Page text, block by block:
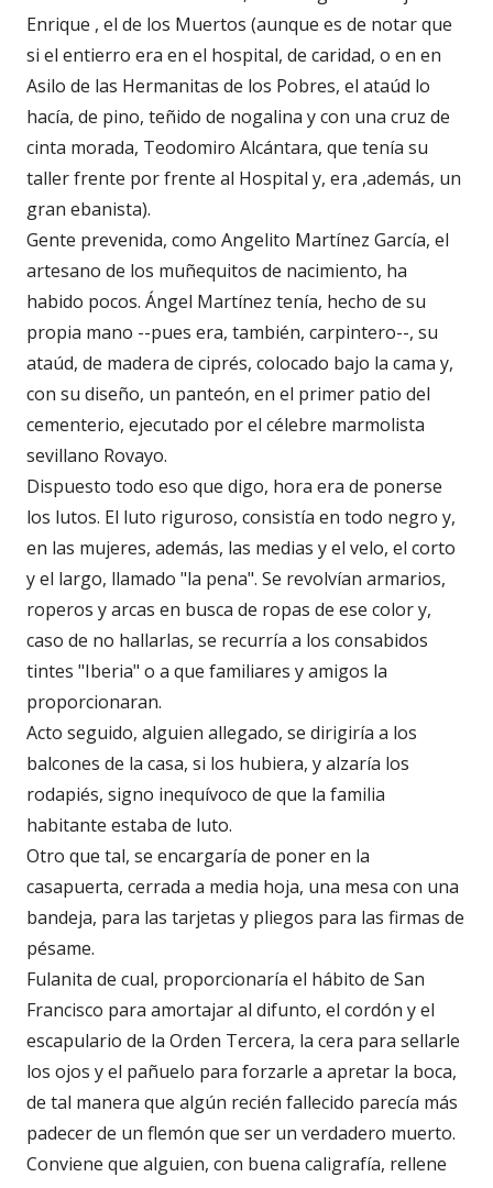
Enrique , el de los Muertos (aunque es de notar que
si el entierro era en el hospital, de caridad, o en en
Asilo de las Hermanitas de los Pobres, el ataúd lo
hacía, de pino, teñido de nogalina y con una cruz de
cinta morada, Teodomiro Alcántara, que tenía su
taller frente por frente al Hospital y, era ,además, un
gran ebanista).
Gente prevenida, como Angelito Martínez García, el
artesano de los muñequitos de nacimiento, ha
habido pocos. Ángel Martínez tenía, hecho de su
propia mano --pues era, también, carpintero--, su
ataúd, de madera de ciprés, colocado bajo la cama y,
con su diseño, un panteón, en el primer patio del
cementerio, ejecutado por el célebre marmolista
sevillano Rovayo.
Dispuesto todo eso que digo, hora era de ponerse
los lutos. El luto riguroso, consistía en todo negro y,
en las mujeres, además, las medias y el velo, el corto
y el largo, llamado "la pena". Se revolvían armarios,
roperos y arcas en busca de ropas de ese color y,
caso de no hallarlas, se recurría a los consabidos
tintes "Iberia" o a que familiares y amigos la
proporcionaran.
Acto seguido, alguien allegado, se dirigiría a los
balcones de la casa, si los hubiera, y alzaría los
rodapiés, signo inequívoco de que la familia
habitante estaba de luto.
Otro que tal, se encargaría de poner en la
casapuerta, cerrada a media hoja, una mesa con una
bandeja, para las tarjetas y pliegos para las firmas de
pésame.
Fulanita de cual, proporcionaría el hábito de San
Francisco para amortajar al difunto, el cordón y el
escapulario de la Orden Tercera, la cera para sellarle
los ojos y el pañuelo para forzarle a apretar la boca,
de tal manera que algún recién fallecido parecía más
padecer de un flemón que ser un verdadero muerto.
Conviene que alguien, con buena caligrafía, rellene